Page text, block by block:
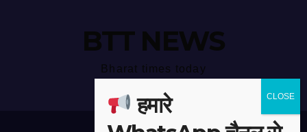
BTT NEWS
Bharat times today
हमारे